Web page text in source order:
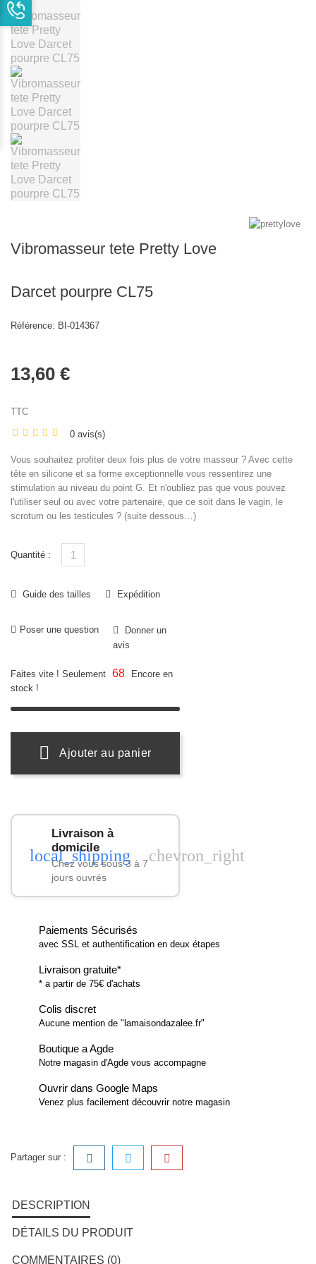
Vibromasseur tete Pretty Love
Darcet pourpre CL75
Référence: BI-014367
13,60 €
TTC
0 avis(s)
Vous souhaitez profiter deux fois plus de votre masseur ? Avec cette
tête en silicone et sa forme exceptionnelle vous ressentirez une
stimulation au niveau du point G. Et n'oubliez pas que vous pouvez
l'utiliser seul ou avec votre partenaire, que ce soit dans le vagin, le
scrotum ou les testicules ? (suite dessous…)
Quantité :
Guide des tailles Expédition
Poser une question
Donner un
avis
Faites vite ! Seulement 68
Encore en
stock !
Ajouter au panier
local_shipping
Livraison à
domicile
Chez vous sous 3 à 7
jours ouvrés
chevron_right
Paiements Sécurisés
avec SSL et authentification en deux étapes
Livraison gratuite*
* a partir de 75€ d'achats
Colis discret
Aucune mention de "lamaisondazalee.fr"
Boutique a Agde
Notre magasin d'Agde vous accompagne
Ouvrir dans Google Maps
Venez plus facilement découvrir notre magasin
Partager sur :
DESCRIPTION
DÉTAILS DU PRODUIT
COMMENTAIRES (0)